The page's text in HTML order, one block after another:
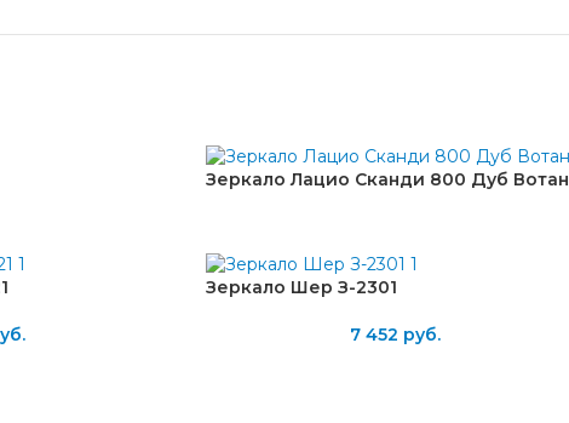
Зеркало Лацио Сканди 800 Дуб Вотан
Зеркало Шер З-2301
7 452 руб.